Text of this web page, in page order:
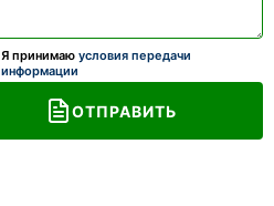
Я принимаю условия передачи
информации
ОТПРАВИТЬ